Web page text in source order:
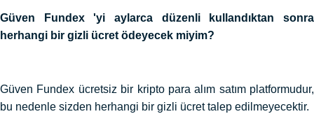
Güven Fundex 'yi aylarca düzenli kullandıktan sonra
herhangi bir gizli ücret ödeyecek miyim?
Güven Fundex ücretsiz bir kripto para alım satım platformudur,
bu nedenle sizden herhangi bir gizli ücret talep edilmeyecektir.